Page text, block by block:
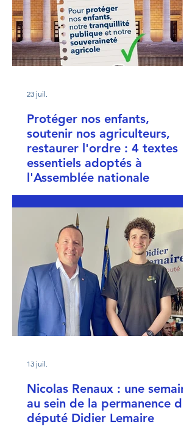
Protéger nos enfants,
soutenir nos agriculteurs,
restaurer l'ordre : 4 textes
essentiels adoptés à
l'Assemblée nationale
23 juil.
Nicolas Renaux : une semaine
au sein de la permanence du
député Didier Lemaire
13 juil.